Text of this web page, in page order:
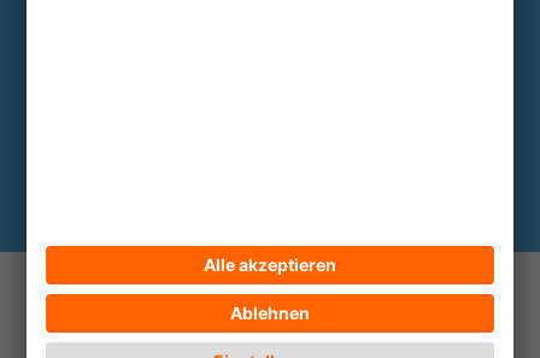
© 2026 ECPAT Deutschland